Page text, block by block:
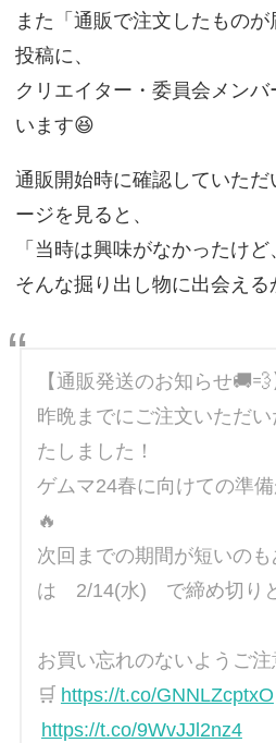
また「通販で注文したもの
投稿に、
クリエイター・委員会メン
います😆
通販開始時に確認していた
ージを見ると、
「当時は興味がなかったけど
そんな掘り出し物に出会える
【通販発送のお知らせ🚚💨
昨晩までにご注文いただ
たしました！
ゲムマ24春に向けての準
🔥
次回までの期間が短いの
は 2/14(水) で締め切りと
お買い忘れのないようご
🛒 https://t.co/GNNLZcptxO
https://t.co/9WvJJl2nz4